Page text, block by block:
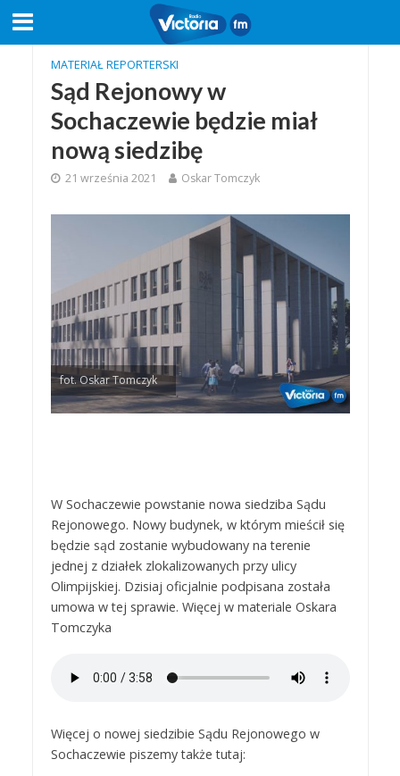
MATERIAŁ REPORTERSKI
Sąd Rejonowy w
Sochaczewie będzie miał
nową siedzibę
21 września 2021 Oskar Tomczyk
fot. Oskar Tomczyk
W Sochaczewie powstanie nowa siedziba Sądu
Rejonowego. Nowy budynek, w którym mieścił się
będzie sąd zostanie wybudowany na terenie
jednej z działek zlokalizowanych przy ulicy
Olimpijskiej. Dzisiaj oficjalnie podpisana została
umowa w tej sprawie. Więcej w materiale Oskara
Tomczyka
Więcej o nowej siedzibie Sądu Rejonowego w
Sochaczewie piszemy także tutaj: